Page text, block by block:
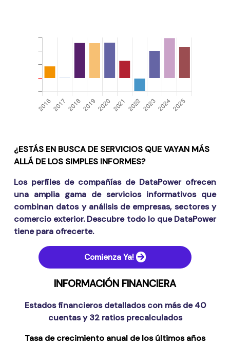
¿ESTÁS EN BUSCA DE SERVICIOS QUE VAYAN MÁS
ALLÁ DE LOS SIMPLES INFORMES?
Los perfiles de compañías de DataPower ofrecen
una amplia gama de servicios informativos que
combinan datos y análisis de empresas, sectores y
comercio exterior. Descubre todo lo que DataPower
tiene para ofrecerte.
Comienza Ya!
INFORMACIÓN FINANCIERA
Estados financieros detallados con más de 40
cuentas y 32 ratios precalculados
Tasa de crecimiento anual de los últimos años